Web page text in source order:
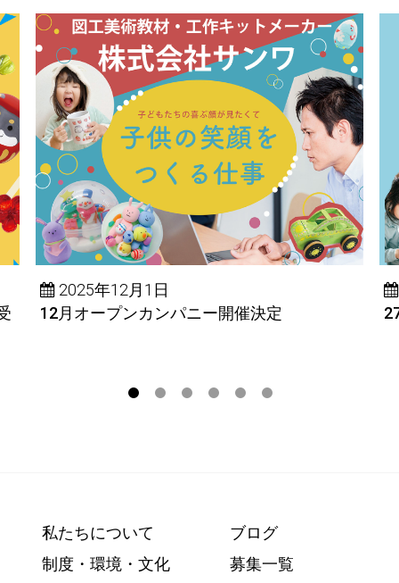
2025年12月1日
12月オープンカンパニー開催決定
私たちについて
制度・環境・文化
ブログ
募集一覧